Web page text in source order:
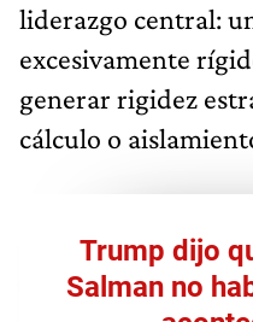
liderazgo central:
excesivamente
generar rigidez
cálculo o
Trump dijo
Salman no